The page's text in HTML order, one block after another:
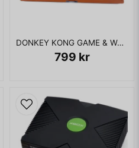
DONKEY KONG GAME & WATCH
799 kr